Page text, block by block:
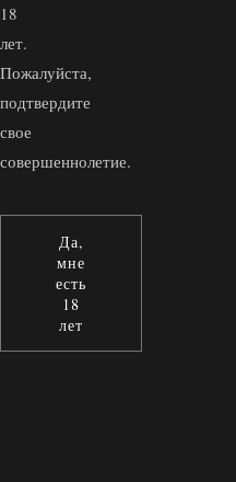
18
лет.
Пожалуйста,
подтвердите
свое
совершеннолетие.
Да,
мне
есть
18
лет